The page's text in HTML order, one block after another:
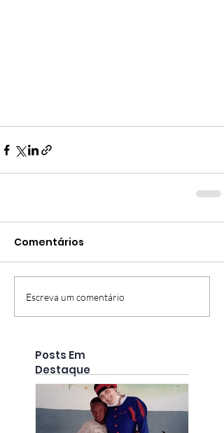
Comentários
Escreva um comentário
Posts Em
Destaque